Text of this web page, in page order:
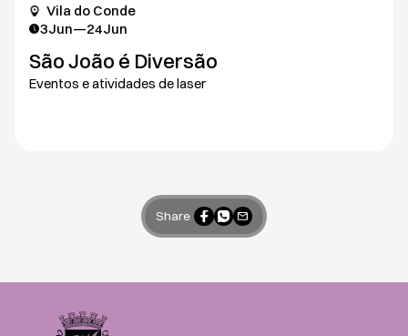
Vila do Conde
3Jun—24Jun
São João é Diversão
Eventos e atividades de laser
Share